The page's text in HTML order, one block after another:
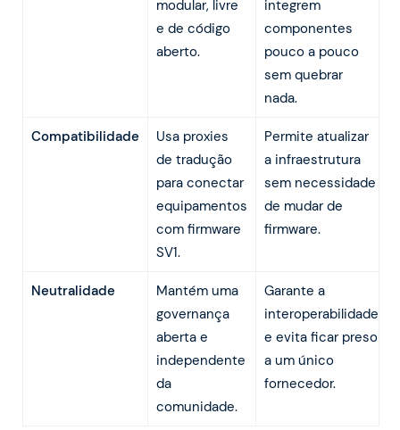
modular, livre
e de código
aberto.
integrem
componentes
pouco a pouco
sem quebrar
nada.
Compatibilidade
Usa proxies
de tradução
para conectar
equipamentos
com firmware
SV1.
Permite atualizar
a infraestrutura
sem necessidade
de mudar de
firmware.
Neutralidade
Mantém uma
governança
aberta e
independente
da
comunidade.
Garante a
interoperabilidade
e evita ficar preso
a um único
fornecedor.